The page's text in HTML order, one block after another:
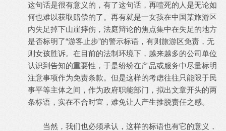
这句话是很有意义的，有了这句话，再噎死的人是无论如
何也难以获取赔偿的了。再有就是一女孩在中国某旅游区
内失足掉下山崖摔伤，法庭辩论的焦点集中在失足的地方
是否标明了“游客止步”的警示标语，有则旅游区免责，无
则女孩胜诉。在目前的法制环境下，越来越多的公司单位
认识到告知的重要性，于是纷纷在产品或服务中尽量标明
注意事项作为免责条款。但是这样的考虑往往只能限于民
事平等主体之间，作为政府职能部门，拟出文章开头的两
条标语，实在不合时宜，难免让人产生推脱责任之感。
当然，我们也必须承认，这样的标语也有它的意义，